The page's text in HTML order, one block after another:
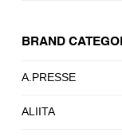
BRAND
A.PRESSE
ALIITA